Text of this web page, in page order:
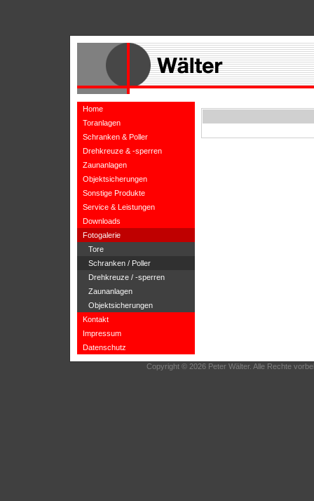
Home
Toranlagen
Schranken & Poller
Drehkreuze & -sperren
Zaunanlagen
Objektsicherungen
Sonstige Produkte
Service & Leistungen
Downloads
Fotogalerie
Tore
Schranken / Poller
Drehkreuze / -sperren
Zaunanlagen
Objektsicherungen
Kontakt
Impressum
Datenschutz
Copyright © 2026 Peter Wälter. Alle Rechte